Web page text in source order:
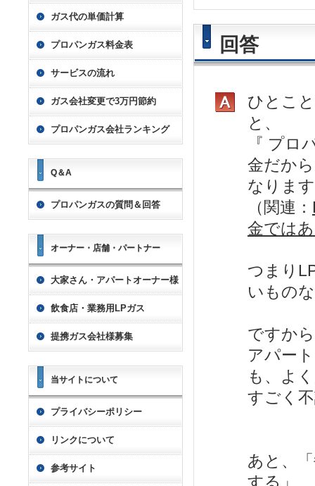
回答
ひとこ
と、
『 プロ
金だか
なりま
（関連：
金では
つまり
いもの
ですか
アパー
も、よ
すごく
あと、
する」
ガス代の単価計算
プロパンガス料金表
サービスの流れ
ガス会社変更で3万円節約
プロパンガス会社ランキング
Q＆A
プロパンガスの質問＆回答
オーナー・店舗・パートナー
大家さん・アパートオーナー様
飲食店・業務用LPガス
提携ガス会社様募集
当サイトについて
プライバシーポリシー
リンクについて
参考サイト